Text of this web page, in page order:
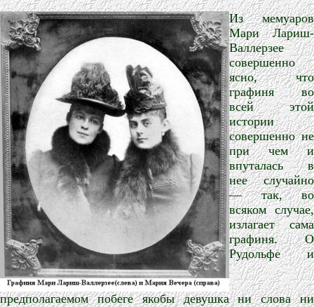
Из мемуаров
Мари Лариш-
Валлерзее
совершенно
ясно, что
графиня во
всей этой
истории
совершенно не
при чем и
впуталась в
нее случайно
— так, во
всяком случае,
излагает сама
графиня. О
Рудольфе и
предполагаемом побеге якобы девушка ни слова ни